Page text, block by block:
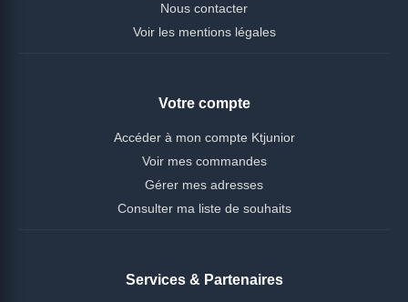
Nous contacter
Voir les mentions légales
Votre compte
Accéder à mon compte Ktjunior
Voir mes commandes
Gérer mes adresses
Consulter ma liste de souhaits
Services & Partenaires